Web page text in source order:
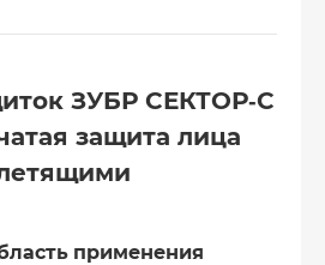
ЗУБР СЕКТОР-С
защита лица
применения